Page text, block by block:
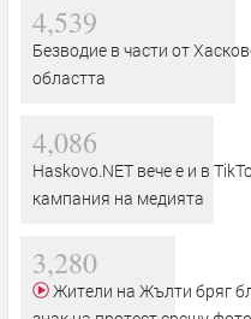
4,539
Безводие в части от
областта
4,086
Haskovo.NET вече е и в
кампания на медията
3,280